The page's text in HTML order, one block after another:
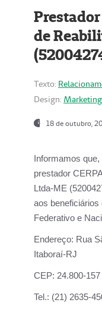
de
Texto:
Design: Marketing
18 de outubro,
Informamos
prestador
Ltda-ME
aos beneficiários
Federativo e
Endereço: Rua
Itaboraí-RJ
CEP: 24.800-157
Tel.: (21) 2635-